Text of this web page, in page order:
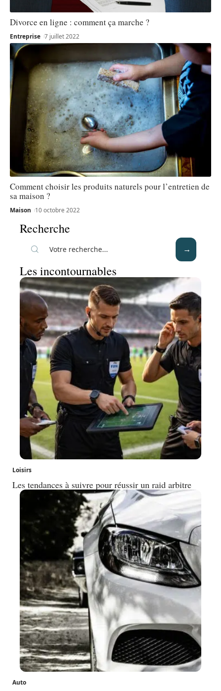
Divorce en ligne : comment ça marche ?
Entreprise 7 juillet 2022
Comment choisir les produits naturels pour l’entretien de
sa maison ?
Maison 10 octobre 2022
Recherche
Les incontournables
Loisirs
Les tendances à suivre pour réussir un raid arbitre
Auto